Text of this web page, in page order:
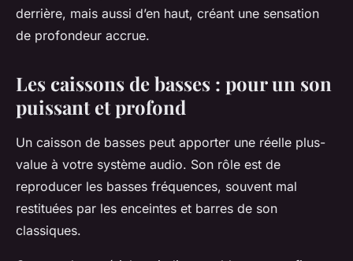
derrière, mais aussi d’en haut, créant une sensation
de profondeur accrue.
Les caissons de basses : pour un son
puissant et profond
Un caisson de basses peut apporter une réelle plus-
value à votre système audio. Son rôle est de
reproducer les basses fréquences, souvent mal
restituées par les enceintes et barres de son
classiques.